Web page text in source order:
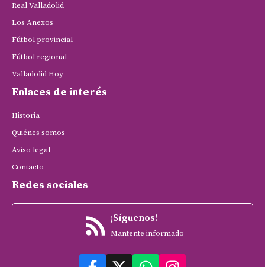
Real Valladolid
Los Anexos
Fútbol provincial
Fútbol regional
Valladolid Hoy
Enlaces de interés
Historia
Quiénes somos
Aviso legal
Contacto
Redes sociales
¡Síguenos!
Mantente informado